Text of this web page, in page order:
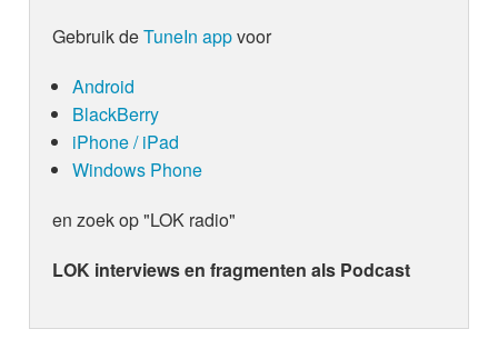
Gebruik deTuneIn appvoor
Android
BlackBerry
iPhone / iPad
Windows Phone
en zoek op "LOK radio"
LOK interviews en fragmenten als Podcast